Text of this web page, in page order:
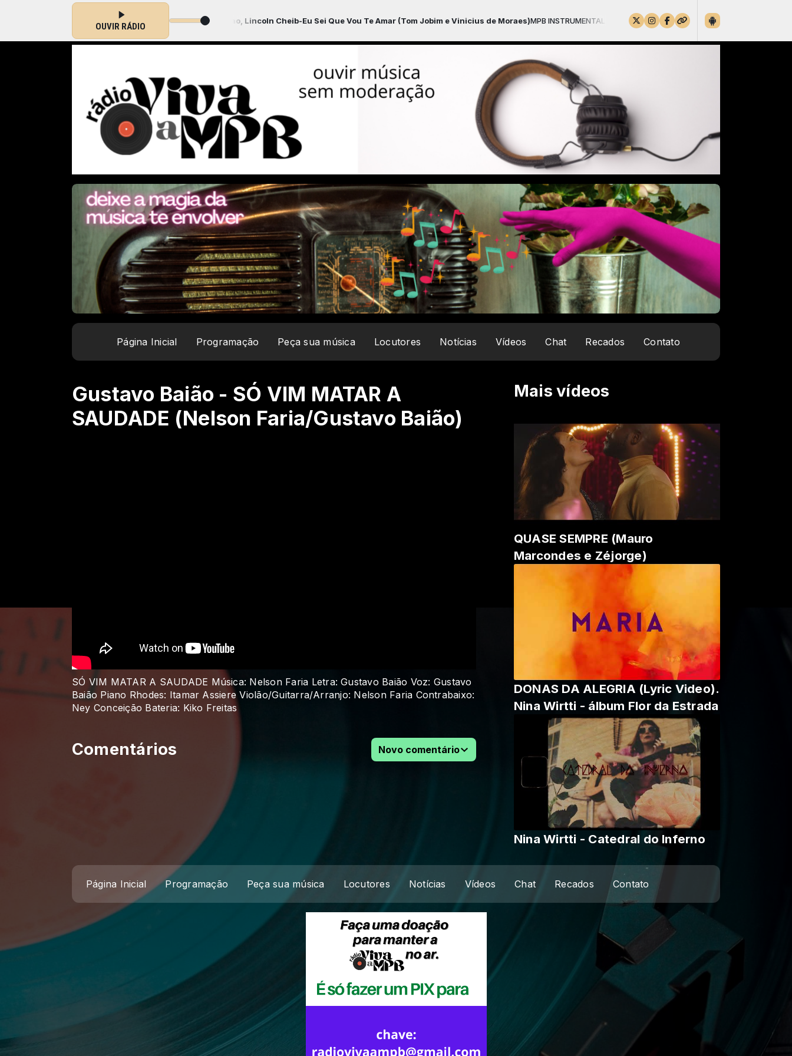
OUVIR RÁDIO
Faria, Nico Assumpcao, Lincoln Cheib-Eu Sei Que Vou Te Amar (Tom Jobim e Vinicius de Moraes)MPB INSTRUMENTAL com Nestor o Locutor das 06:00 às 08:00 -Tocando agora: Nelson Faria, Nico
Página Inicial Programação Peça sua música Locutores Notícias Vídeos Chat Recados Contato
Gustavo Baião - SÓ VIM MATAR A
SAUDADE (Nelson Faria/Gustavo Baião)
Mais vídeos
QUASE SEMPRE (Mauro
Marcondes e Zéjorge)
DONAS DA ALEGRIA (Lyric Video).
Nina Wirtti - álbum Flor da Estrada
Nina Wirtti - Catedral do Inferno
SÓ VIM MATAR A SAUDADE Música: Nelson Faria Letra: Gustavo Baião Voz: Gustavo
Baião Piano Rhodes: Itamar Assiere Violão/Guitarra/Arranjo: Nelson Faria Contrabaixo:
Ney Conceição Bateria: Kiko Freitas
Comentários Novo comentário
Página Inicial Programação Peça sua música Locutores Notícias Vídeos Chat Recados Contato